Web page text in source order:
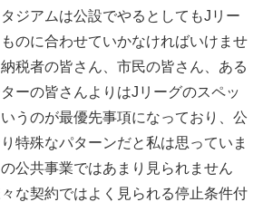
ジアムは公設でやるとしてもJリー
のに合わせていかなければいけませ
税者の皆さん、市民の皆さん、ある
ーの皆さんよりはJリーグのスペッ
うのが最優先事項になっており、公
特殊なパターンだと私は思っていま
公共事業ではあまり見られません
な契約ではよく見られる停止条件付